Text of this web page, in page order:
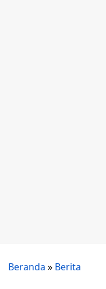
Beranda » Berita